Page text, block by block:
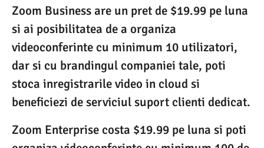
Zoom Business are un pret de $19.99 pe luna
si ai posibilitatea de a organiza
videoconferinte cu minimum 10 utilizatori,
dar si cu brandingul companiei tale, poti
stoca inregistrarile video in cloud si
beneficiezi de serviciul suport clienti dedicat.
Zoom Enterprise costa $19.99 pe luna si poti